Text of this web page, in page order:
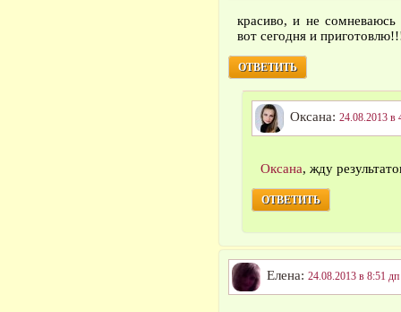
красиво, и не сомневаюсь
вот сегодня и
ОТВЕТИТЬ
Оксана: 24.08.2013 в
Оксана, жду
ОТВЕТИТЬ
Елена: 24.08.2013 в 8:51 дп